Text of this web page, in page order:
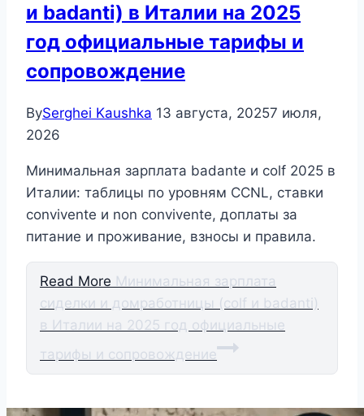
и badanti) в Италии на 2025
год официальные тарифы и
сопровождение
BySerghei Kaushka 13 августа, 20257 июля,
2026
Минимальная зарплата badante и colf 2025 в
Италии: таблицы по уровням CCNL, ставки
convivente и non convivente, доплаты за
питание и проживание, взносы и правила.
Read More Минимальная зарплата
сиделки и домработницы (colf и badanti)
в Италии на 2025 год официальные
тарифы и сопровождение